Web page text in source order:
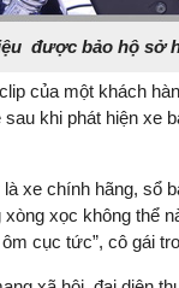
được bảo hộ sở
của một khách
khi phát hiện xe
xe chính hãng, sổ
xọc không thể
cục tức”, cô gái